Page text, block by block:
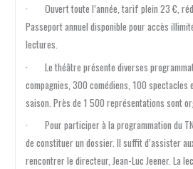
· Ouvert toute l’année, tarif plein 23 €,
Passeport annuel disponible pour accès
lectures.
· Le théâtre présente diverses
compagnies, 300 comédiens, 100 spectacles
saison. Près de 1 500 représentations sont
· Pour participer à la programmation du
de constituer un dossier. Il suffit d’assister
rencontrer le directeur, Jean-Luc Jeener. La